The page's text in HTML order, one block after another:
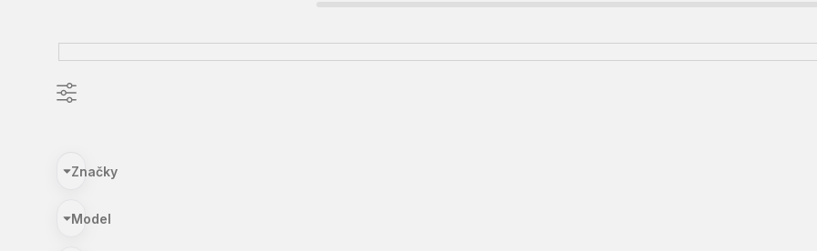
Značky
Model